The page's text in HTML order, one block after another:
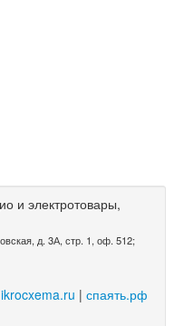
и электротовары,
д. 3А, стр. 1, оф. 512;
| спаять.рф